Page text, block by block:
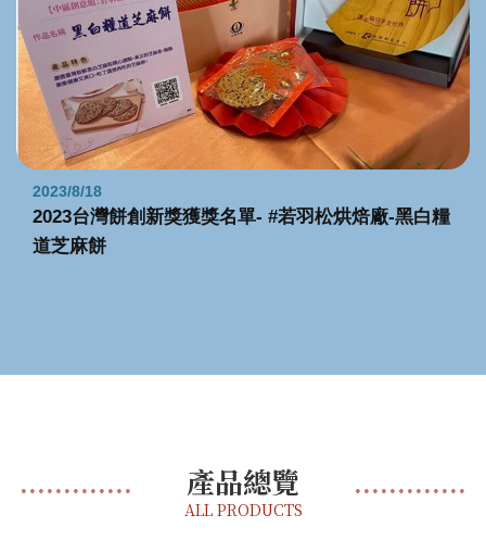
2023/8/18
2023台灣餅創新獎獲獎名單- #若羽松烘焙廠-黑白糧
道芝麻餅
產品總覽
ALL PRODUCTS